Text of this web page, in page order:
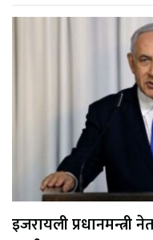
इजरायली प्रधानमन्त्री